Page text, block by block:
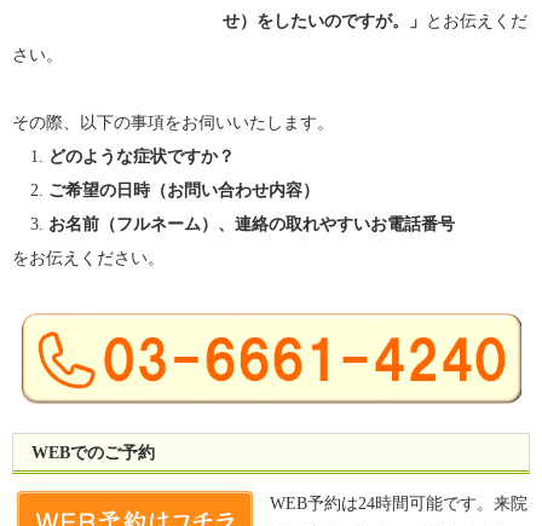
せ）をしたいのですが。」 とお伝えくだ
さい。
その際、以下の事項をお伺いいたします。
どのような症状ですか？
ご希望の日時（お問い合わせ内容）
お名前（フルネーム）、連絡の取れやすいお電話番号
をお伝えください。
WEBでのご予約
WEB予約は24時間可能です。来院